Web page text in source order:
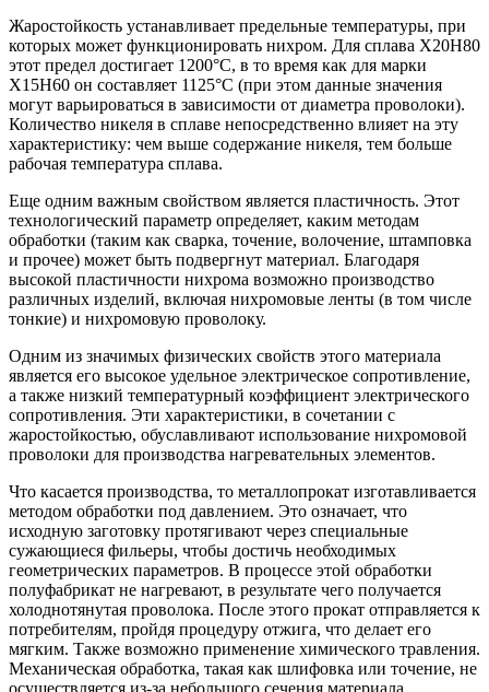
Жаростойкость устанавливает предельные температуры, при
которых может функционировать нихром. Для сплава Х20Н80
этот предел достигает 1200°С, в то время как для марки
Х15Н60 он составляет 1125°С (при этом данные значения
могут варьироваться в зависимости от диаметра проволоки).
Количество никеля в сплаве непосредственно влияет на эту
характеристику: чем выше содержание никеля, тем больше
рабочая температура сплава.
Еще одним важным свойством является пластичность. Этот
технологический параметр определяет, каким методам
обработки (таким как сварка, точение, волочение, штамповка
и прочее) может быть подвергнут материал. Благодаря
высокой пластичности нихрома возможно производство
различных изделий, включая нихромовые ленты (в том числе
тонкие) и нихромовую проволоку.
Одним из значимых физических свойств этого материала
является его высокое удельное электрическое сопротивление,
а также низкий температурный коэффициент электрического
сопротивления. Эти характеристики, в сочетании с
жаростойкостью, обуславливают использование нихромовой
проволоки для производства нагревательных элементов.
Что касается производства, то металлопрокат изготавливается
методом обработки под давлением. Это означает, что
исходную заготовку протягивают через специальные
сужающиеся фильеры, чтобы достичь необходимых
геометрических параметров. В процессе этой обработки
полуфабрикат не нагревают, в результате чего получается
холоднотянутая проволока. После этого прокат отправляется к
потребителям, пройдя процедуру отжига, что делает его
мягким. Также возможно применение химического травления.
Механическая обработка, такая как шлифовка или точение, не